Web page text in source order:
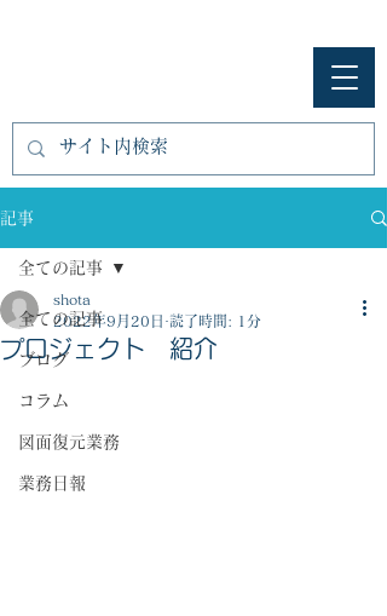
記事
全ての記事
ブログ
コラム
図面復元業務
業務日報
全ての記事
プロジェクト 紹介
shota
2022年9月20日
読了時間: 1分